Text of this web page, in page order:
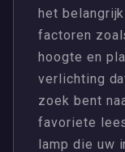
het
factoren
hoogte en
verlichting
zoek bent
favoriete
lamp die uw